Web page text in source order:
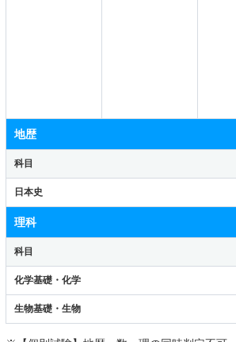
地歴
科目
日本史
理科
科目
化学基礎・化学
生物基礎・生物